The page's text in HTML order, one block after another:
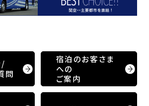
/
問
宿泊のお客さま
への
ご案内